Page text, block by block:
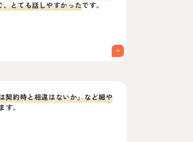
、とても話しやすかったです。
契約時と相違はないか」など細や
す。